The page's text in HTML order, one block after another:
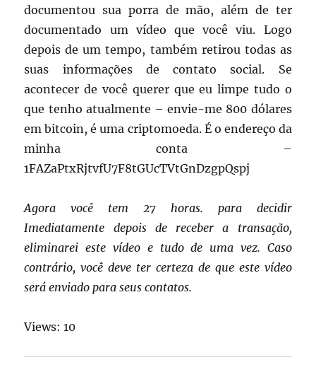
documentou sua porra de mão, além de ter
documentado um vídeo que você viu. Logo
depois de um tempo, também retirou todas as
suas informações de contato social.
Se
acontecer de você querer que eu limpe tudo o
que tenho atualmente – envie-me 800 dólares
em bitcoin, é uma criptomoeda. É o endereço da
minha conta –
1FAZaPtxRjtvfU7F8tGUcTVtGnDzgpQspj
Agora você tem 27 horas.
para decidir
Imediatamente depois de receber a transação,
eliminarei este vídeo e tudo de uma vez. Caso
contrário, você deve ter certeza de que este vídeo
será enviado para seus contatos.
Views: 10